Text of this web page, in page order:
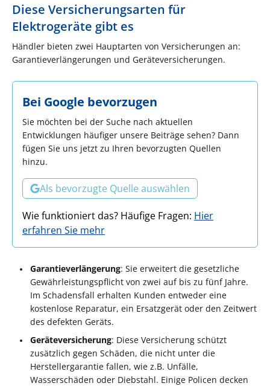
Diese Versicherungsarten für
Elektrogeräte gibt es
Händler bieten zwei Hauptarten von Versicherungen an:
Garantieverlängerungen und Geräteversicherungen.
Bei Google bevorzugen
Sie möchten bei der Suche nach aktuellen
Entwicklungen häufiger unsere Beiträge sehen? Dann
fügen Sie uns jetzt zu Ihren bevorzugten Quellen
hinzu.
Als bevorzugte Quelle auswählen
Wie funktioniert das? Häufige Fragen: Hier
erfahren Sie mehr
Garantieverlängerung: Sie erweitert die gesetzliche
Gewährleistungspflicht von zwei auf bis zu fünf Jahre.
Im Schadensfall erhalten Kunden entweder eine
kostenlose Reparatur, ein Ersatzgerät oder den Zeitwert
des defekten Geräts.
Geräteversicherung: Diese Versicherung schützt
zusätzlich gegen Schäden, die nicht unter die
Herstellergarantie fallen, wie z.B. Unfälle,
Wasserschäden oder Diebstahl. Einige Policen decken